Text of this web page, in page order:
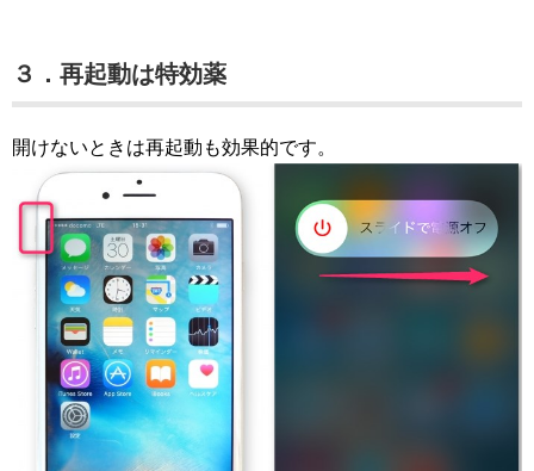
３．再起動は特効薬
開けないときは再起動も効果的です。